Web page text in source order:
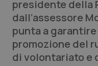
Professionisti
Abruzzo
QS Pro Gold
QS Club
presidente della
dall’assessore
punta a
promozione del
di volontariato e